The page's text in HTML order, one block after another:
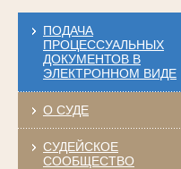
ПОДАЧА
ПРОЦЕССУАЛЬНЫХ
ДОКУМЕНТОВ В
ЭЛЕКТРОННОМ ВИДЕ
О СУДЕ
СУДЕЙСКОЕ
СООБЩЕСТВО